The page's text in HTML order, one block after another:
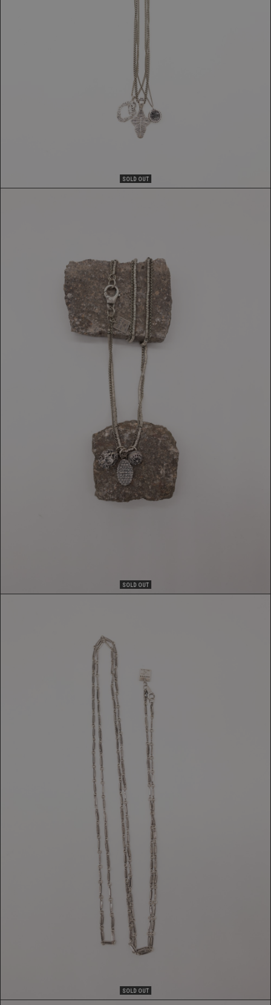
SOLD OUT
SOLD OUT
COLLANA
479,00 €
SOLD OUT
COLLANA
439,00 €